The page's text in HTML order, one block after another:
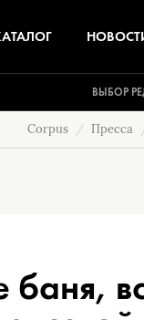
ВЫБОР
Corpus Пресса
баня,